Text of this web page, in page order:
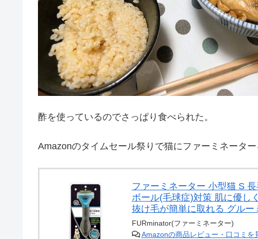
酢を使っているのでさっぱり食べられた。
Amazonのタイムセール祭りで猫にファーミネーター
ファーミネーター 小型猫 S
ボール(毛球症)対策 肌に優し
抜け毛が簡単に取れる グル
FURminator(ファーミネーター)
Amazonの商品レビュー・口コミを